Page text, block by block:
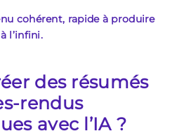
cohérent, rapide à produire
l’infini.
des résumés
rendus
avec l’IA ?